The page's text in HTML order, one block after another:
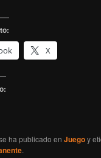
X
ha publicado en Juegoy
.